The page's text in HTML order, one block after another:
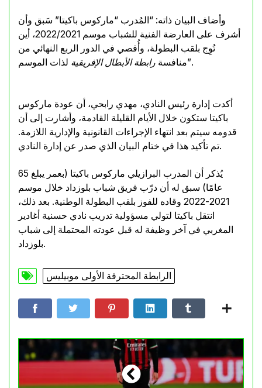
وأضاف البيان ذاته: “المُدرب “ماركوس باكيتا” سَبق وأن
أشرف على العارضة الفنية للشباب موسم 2022/2021، أين
تُوِج بلقب البطولة، وأُقصي في الدور الربع النهائي من
منافسة رابطة الأبطال الإفريقية لذات الموسم”.
أكدت إدارة رئيس النادي، مهدي رابحي، أن عودة ماركوس
باكيتا ستكون خلال الأيام القليلة القادمة، وأشارت إلى أن
قدومه سيتم بعد انتهاء الإجراءات القانونية والإدارية اللازمة.
تم تأكيد هذا في ختام البيان الذي صدر عن إدارة النادي.
يُذكر أن المدرب البرازيلي ماركوس باكيتا (بعمر يبلغ 65
عامًا) سبق له أن درّب فريق شباب بلوزداد خلال موسم
2021-2022 وقاده للفوز بلقب البطولة الوطنية. بعد ذلك،
انتقل باكيتا لتولي مسؤولية تدريب نادي حسنية أغادير
المغربي في آخر وظيفة له قبل عودته المحتملة إلى شباب
بلوزداد.
الرابطة المحترفة الأولى موبيليس